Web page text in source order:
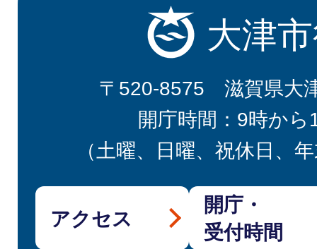
大津
〒520-8575 滋賀県大
開庁時間：9時から
（土曜、日曜、祝休日、
アクセス
開庁・
受付時間